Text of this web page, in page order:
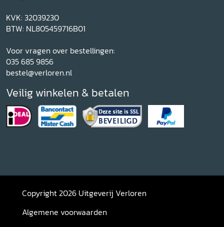
KVK: 32039230
BTW: NL805459716B01
Voor vragen over bestellingen:
035 685 9856
bestel@verloren.nl
Veilig winkelen & betalen
Copyright 2026 Uitgeverij Verloren
Algemene voorwaarden